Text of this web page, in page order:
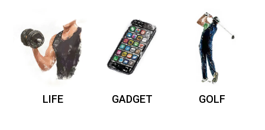
LIFE GADGET GOLF